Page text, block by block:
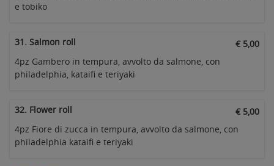
e tobiko
31. Salmon roll
€ 5,00
4pz Gambero in tempura, avvolto da salmone, con
philadelphia, kataifi e teriyaki
32. Flower roll
€ 5,00
4pz Fiore di zucca in tempura, avvolto da salmone, con
philadelphia kataifi e teriyaki